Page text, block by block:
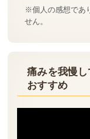
※個人の感想であ
せん。
痛みを我慢し
おすすめ